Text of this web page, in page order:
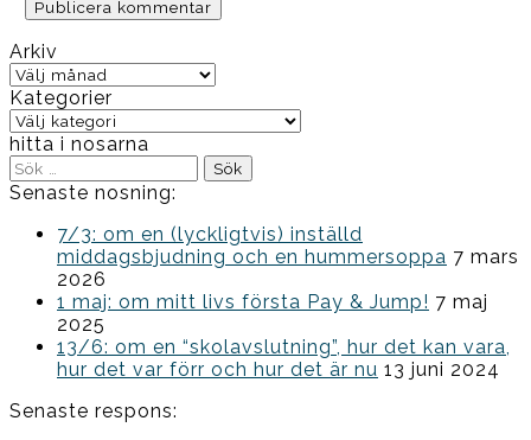
Arkiv
Arkiv
Kategorier
Kategorier
hitta i nosarna
Sök
efter:
Senaste nosning:
7/3: om en (lyckligtvis) inställd
middagsbjudning och en hummersoppa 7 mars
2026
1 maj: om mitt livs första Pay & Jump! 7 maj
2025
13/6: om en “skolavslutning”, hur det kan vara,
hur det var förr och hur det är nu 13 juni 2024
Senaste respons: